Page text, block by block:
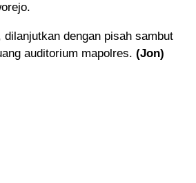
dengan pisah sambut
auditorium mapolres. (Jon)